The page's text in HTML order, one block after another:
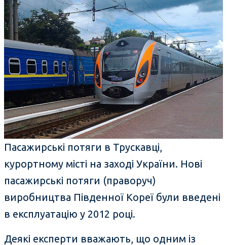
Пасажирські потяги в Трускавці,
курортному місті на заході України. Нові
пасажирські потяги (праворуч)
виробництва Південної Кореї були введені
в експлуатацію у 2012 році.
Деякі експерти вважають, що одним із